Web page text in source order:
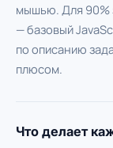
мышью. Для 90%
— базовый
по описанию
плюсом.
Что делает